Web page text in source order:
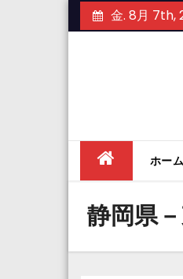
to
金. 8月 7th,
ホーム
静岡県